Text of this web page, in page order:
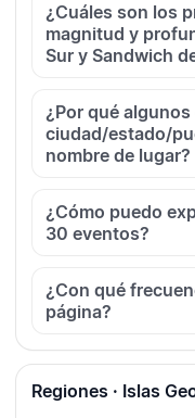
¿Cuáles son los
magnitud y
Sur y Sandwich
¿Por qué
ciudad/estado/
nombre de lugar?
¿Cómo puedo
30 eventos?
¿Con qué
página?
Regiones · Islas